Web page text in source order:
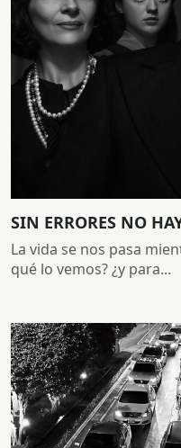
SIN ERRORES NO
La vida se nos pasa
qué lo vemos? ¿y para...